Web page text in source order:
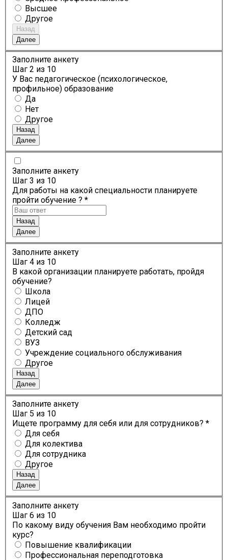
Высшее
Другое
Назад
Далее
Заполните анкету
Шаг 2 из 10
У Вас педагогическое (психологическое,
профильное) образование
Да
Нет
Другое
Назад
Далее
Заполните анкету
Шаг 3 из 10
Для работы на какой специальности планируете
пройти обучение ? *
Назад
Далее
Заполните анкету
Шаг 4 из 10
В какой организации планируете работать, пройдя
обучение?
Школа
Лицей
ДПО
Колледж
Детский сад
ВУЗ
Учреждение социального обслуживания
Другое
Назад
Далее
Заполните анкету
Шаг 5 из 10
Ищете программу для себя или для сотрудников? *
Для себя
Для колектива
Для сотрудника
Другое
Назад
Далее
Заполните анкету
Шаг 6 из 10
По какому виду обучения Вам необходимо пройти
курс?
Повышение квалификации
Профессиональная переподготовка